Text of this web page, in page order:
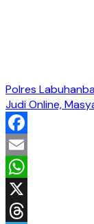
Polres
Judi Online,
Facebook
Email
WhatsApp
X